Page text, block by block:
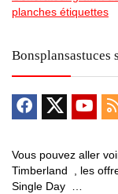
planches étiquettes
Bonsplansastuces
Vous pouvez aller
Timberland , les
Single Day …